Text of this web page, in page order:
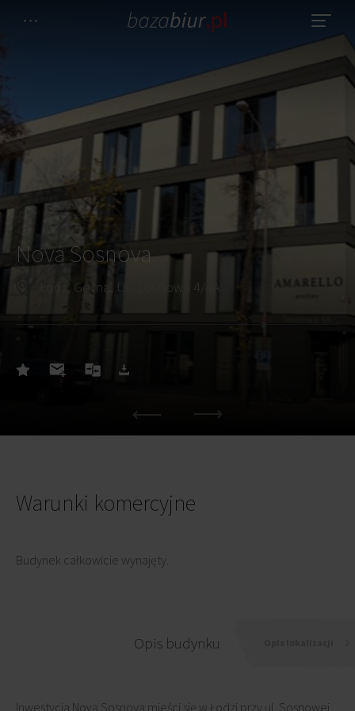
Nova Sosnova
Łódź, Górna, Ul. Sosnowa 4/4A
Warunki komercyjne
Budynek całkowicie wynajęty.
Opis budynku
Inwestycja Nova Sosnova mieści się w Łodzi przy ul. Sosnowej